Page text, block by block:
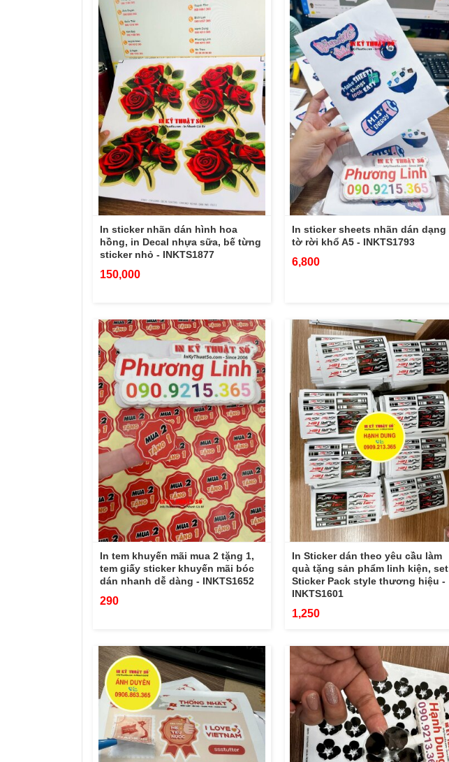
In sticker nhãn dán hình hoa
hồng, in Decal nhựa sữa, bế từng
sticker nhỏ - INKTS1877
150,000
In sticker sheets nhãn dán dạng
tờ rời khổ A5 - INKTS1793
6,800
In tem khuyến mãi mua 2 tặng 1,
tem giấy sticker khuyến mãi bóc
dán nhanh dễ dàng - INKTS1652
290
In Sticker dán theo yêu cầu làm
quà tặng sản phẩm linh kiện, set
Sticker Pack style thương hiệu -
INKTS1601
1,250